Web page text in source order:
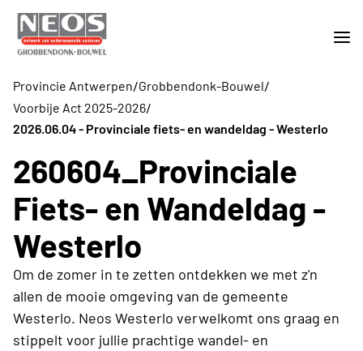
Provincie Antwerpen/Grobbendonk-Bouwel/
Voorbije Act 2025-2026/
2026.06.04 - Provinciale fiets- en wandeldag - Westerlo
260604_Provinciale
Fiets- en Wandeldag -
Westerlo
Om de zomer in te zetten ontdekken we met z'n
allen de mooie omgeving van de gemeente
Westerlo. Neos Westerlo verwelkomt ons graag en
stippelt voor jullie prachtige wandel- en